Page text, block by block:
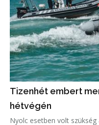
Tizenhét embert
hétvégén
Nyolc esetben volt